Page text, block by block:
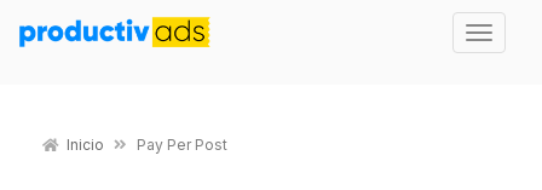
Inicio Pay Per Post